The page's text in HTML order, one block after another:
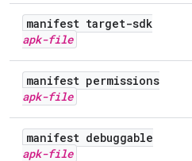
manifest target-sdk
apk-file
manifest permissions
apk-file
manifest debuggable
apk-file